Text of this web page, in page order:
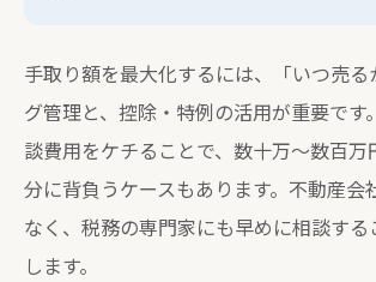
手取り額を最大化するには、「いつ売
グ管理と、控除・特例の活用が重要です
談費用をケチることで、数十万〜数百万
分に背負うケースもあります。不動産会
なく、税務の専門家にも早めに相談する
します。